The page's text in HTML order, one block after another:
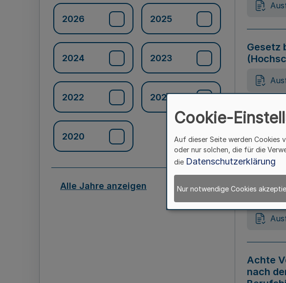
2026 2025
2024 2023
2022 2021
2020
Alle Jahre anzeigen
Gesetz
Gesetz
Achte
nach
Cookie-
Auf dieser Seite werden Cookies
oder nur solchen, die für die
die Datenschutzerklärung
Nur notwendige Cookies